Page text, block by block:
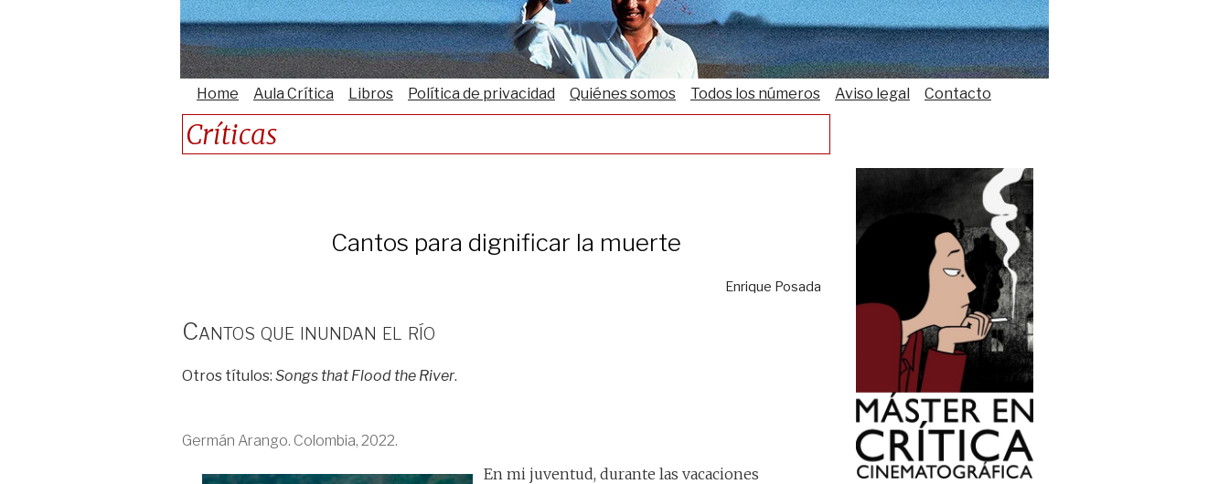
Home Aula Crítica Libros Política de privacidad Quiénes somos Todos los números Aviso legal Contacto
Críticas
Cantos para dignificar la muerte
Enrique Posada
Cantos que inundan el río
Otros títulos: Songs that Flood the River.
Germán Arango. Colombia, 2022.
En mi juventud, durante las vacaciones